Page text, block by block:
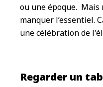
ou une époque. Mais
manquer l’essentiel.
une célébration de
Regarder un